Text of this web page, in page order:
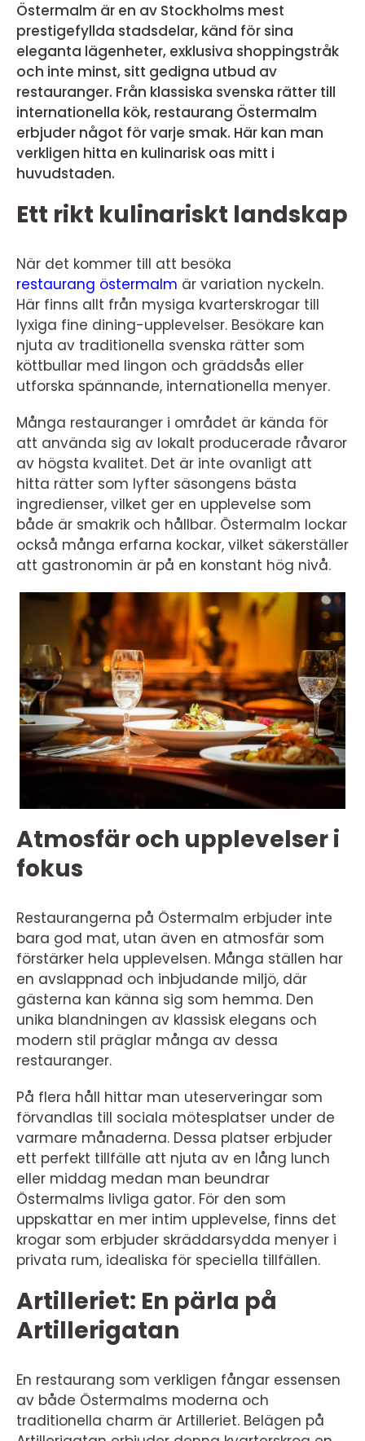
Östermalm är en av Stockholms mest
prestigefyllda stadsdelar, känd för sina
eleganta lägenheter, exklusiva shoppingstråk
och inte minst, sitt gedigna utbud av
restauranger. Från klassiska svenska rätter till
internationella kök, restaurang Östermalm
erbjuder något för varje smak. Här kan man
verkligen hitta en kulinarisk oas mitt i
huvudstaden.
Ett rikt kulinariskt landskap
När det kommer till att besöka
restaurang östermalm är variation nyckeln.
Här finns allt från mysiga kvarterskrogar till
lyxiga fine dining-upplevelser. Besökare kan
njuta av traditionella svenska rätter som
köttbullar med lingon och gräddsås eller
utforska spännande, internationella menyer.
Många restauranger i området är kända för
att använda sig av lokalt producerade råvaror
av högsta kvalitet. Det är inte ovanligt att
hitta rätter som lyfter säsongens bästa
ingredienser, vilket ger en upplevelse som
både är smakrik och hållbar. Östermalm lockar
också många erfarna kockar, vilket säkerställer
att gastronomin är på en konstant hög nivå.
Atmosfär och upplevelser i
fokus
Restaurangerna på Östermalm erbjuder inte
bara god mat, utan även en atmosfär som
förstärker hela upplevelsen. Många ställen har
en avslappnad och inbjudande miljö, där
gästerna kan känna sig som hemma. Den
unika blandningen av klassisk elegans och
modern stil präglar många av dessa
restauranger.
På flera håll hittar man uteserveringar som
förvandlas till sociala mötesplatser under de
varmare månaderna. Dessa platser erbjuder
ett perfekt tillfälle att njuta av en lång lunch
eller middag medan man beundrar
Östermalms livliga gator. För den som
uppskattar en mer intim upplevelse, finns det
krogar som erbjuder skräddarsydda menyer i
privata rum, idealiska för speciella tillfällen.
Artilleriet: En pärla på
Artillerigatan
En restaurang som verkligen fångar essensen
av både Östermalms moderna och
traditionella charm är Artilleriet. Belägen på